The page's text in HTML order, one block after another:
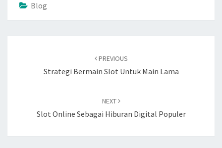
Blog
PREVIOUS
Strategi Bermain Slot Untuk Main Lama
NEXT
Slot Online Sebagai Hiburan Digital Populer